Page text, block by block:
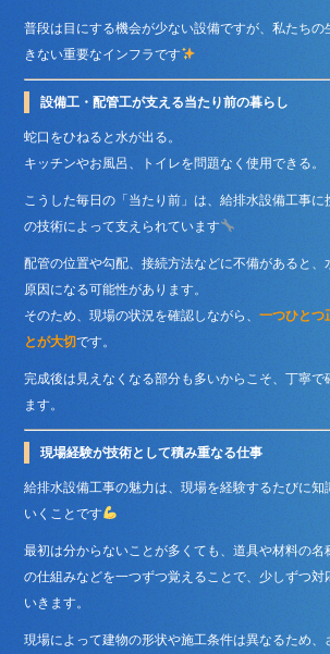
普段は目にする機会が少ない設備ですが、私たちの
きない重要なインフラです
設備工・配管工が支える当たり前の暮らし
蛇口をひねると水が出る。
キッチンやお風呂、トイレを問題なく使用できる。
こうした毎日の「当たり前」は、給排水設備工事
の技術によって支えられています
配管の位置や勾配、接続方法などに不備があると、
原因になる可能性があります。
そのため、現場の状況を確認しながら、一つひとつ
とが大切です。
完成後は見えなくなる部分も多いからこそ、丁寧で
ます。
現場経験が技術として積み重なる仕事
給排水設備工事の魅力は、現場を経験するたびに知
いくことです
最初は分からないことが多くても、道具や材料の名
の仕組みなどを一つずつ覚えることで、少しずつ対
いきます。
現場によって建物の形状や施工条件は異なるため、